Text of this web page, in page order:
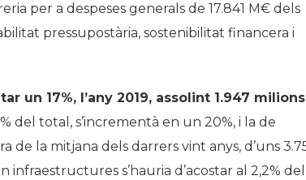
per a despeses generals de 17.841 M€ dels
pressupostària, sostenibilitat financera i
un 17%, l’any 2019, assolint 1.947 milions
del total, s’incrementà en un 20%, i la de
de la mitjana dels darrers vint anys, d’uns
infraestructures s’hauria d’acostar al 2,2% del